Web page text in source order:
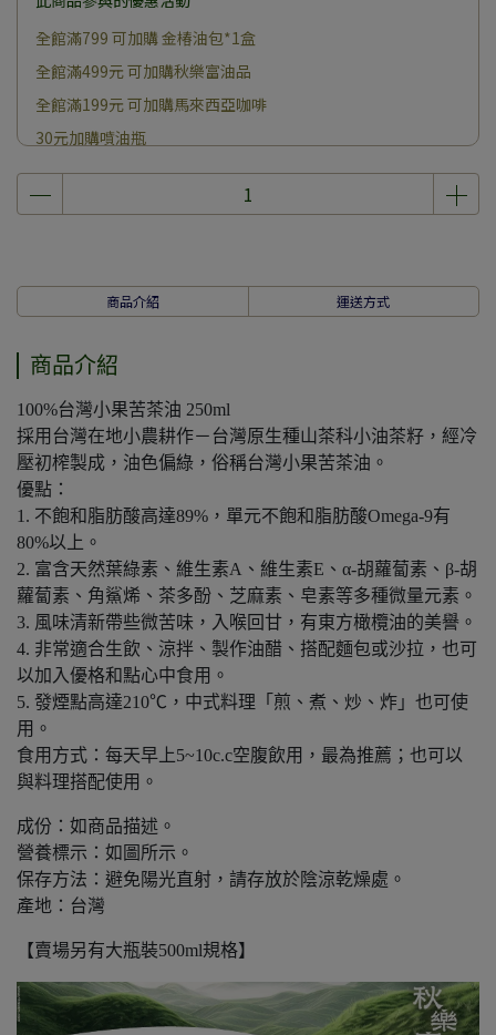
全館滿799 可加購 金椿油包*1盒
全館滿499元 可加購秋樂富油品
全館滿199元 可加購馬來西亞咖啡
30元加購噴油瓶
商品介紹 運送方式
商品介紹
100%台灣小果苦茶油 250ml
採用台灣在地小農耕作－台灣原生種山茶科小油茶籽，經冷
壓初榨製成，油色偏綠，俗稱台灣小果苦茶油。
優點：
1. 不飽和脂肪酸高達89%，單元不飽和脂肪酸Omega-9有
80%以上。
2. 富含天然葉綠素、維生素A、維生素E、α-胡蘿蔔素、β-胡
蘿蔔素、角鯊烯、茶多酚、芝麻素、皂素等多種微量元素。
3. 風味清新帶些微苦味，入喉回甘，有東方橄欖油的美譽。
4. 非常適合生飲、涼拌、製作油醋、搭配麵包或沙拉，也可
以加入優格和點心中食用。
5. 發煙點高達210℃，中式料理「煎、煮、炒、炸」也可使
用。
食用方式：每天早上5~10c.c空腹飲用，最為推薦；也可以
與料理搭配使用。
成份：如商品描述。
營養標示：如圖所示。
保存方法：避免陽光直射，請存放於陰涼乾燥處。
產地：台灣
【賣場另有大瓶裝500ml規格】